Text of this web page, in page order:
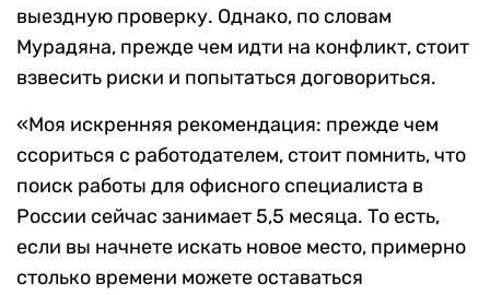
выездную проверку. Однако, по словам
Мурадяна, прежде чем идти на конфликт, стоит
взвесить риски и попытаться договориться.
«Моя искренняя рекомендация: прежде чем
ссориться с работодателем, стоит помнить, что
поиск работы для офисного специалиста в
России сейчас занимает 5,5 месяца. То есть,
если вы начнете искать новое место, примерно
столько времени можете оставаться